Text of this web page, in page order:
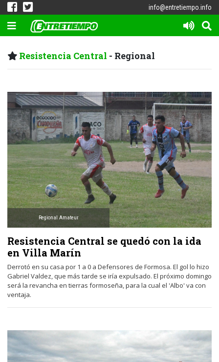
info@entretiempo.info
Resistencia Central - Regional
Regional Amateur
Resistencia Central se quedó con la ida
en Villa Marín
Derrotó en su casa por 1 a 0 a Defensores de Formosa. El gol lo hizo
Gabriel Valdez, que más tarde se iría expulsado. El próximo domingo
será la revancha en tierras formoseña, para la cual el 'Albo' va con
ventaja.